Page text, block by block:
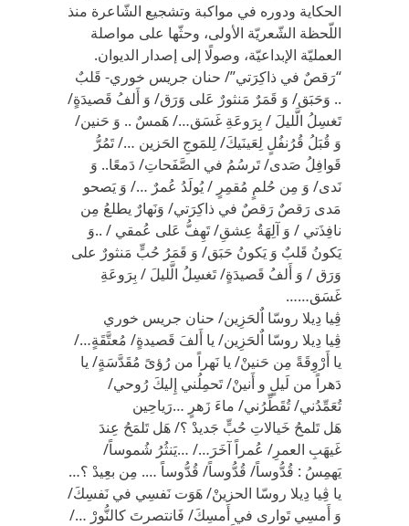
الحكاية ودوره في مواكبة وتشجيع الشّاعرة منذ
اللّحظة الشّعريّة الأولى، وحثّها على مواصلة
العمليّة الإبداعيّة، وصولًا إلى إصدار الديوان.
“رَقصٌ في ذاكِرَتي”/ حنان جريس خوري- قَلبٌ
.. وَحَبَق/ وَ قَمَرٌ مَنثورٌ عَلى وَرَق/ وَ أَلفُ قَصيدَةٍ/
تَغسِلُ الَّليلَ / بِرَوعَةِ غَسَق…/ هَمسٌ .. وَ حَنين/
وَ قُبَلُ قُرُنفُلٍ لِعَينَيكَ/ لِلمَوجِ الحَزين …/ تَمُرُّ
قَوافِلُ صَدى/ تَرسُمُ في الصَّفَحاتِ/ دَمعًا.. وَ
نَدى/ وَ مِن حُلمٍ مُقمِرٍ / يُولَدُ عُمرٌ …/ وَ يَصحو
مَدى رَقصٌ رَقصٌ في ذاكِرَتي/ وَنَهارٌ يطلعُ مِن
نافِذَتي / وَ آلِهَةُ عِشقِ/ تَهِفُّ عَلى عُمقي / ..وَ
يَكونُ قَلبٌ وَ يَكونُ حَبَق/ وَ قَمَرُ حُبٍّ مَنثورٌ على
وَرَق / وَ أَلفُ قَصيدَةٍ/ تَغسِلُ الَّليلَ / بِرَوعَةِ
غَسَق……
ڤِيا دِيلا روسّا اٌلحَزِين/ حنان جريس خوري
ڤِيا دِيلا روسّا اٌلحَزِين/ يا أَلفَ قَصيدةٍ/ مُعتَّقَةٍ…/
يا أَرْوِقَةً مِن حَنينْ/ يا نَهراً من رُؤىً مُقَدَّسَةٍ/ يا
دَهراً من لَيلٍ و أَنينْ/ تَحمِلُني إِليكَ رُوحي/
تُعَمِّدُني/ تُقَطِّرُني/ ماءَ زَهرٍ …رَياحِين
هَل تَلمحُ خَيالاتِ حُبٍّ جَديدْ ؟/ هَل تَلمَحُ عِندَ
غَيهَبِ العمرِ/ عُمراً آخَرَ…/ …يَنثُرُ شُموساً/
يَهمِسُ : قُدُّوساً/ قُدُّوساً/ قُدُّوساً …. مِن بعِيدْ ؟…
يا ڤِيا دِيلا روسّا الحزينْ/ هَوَت نَفسِي في نَفسِكَ/
وَ أَمسِي تَوارى في أَمسِكَ/ فَانتصرتَ كالنُّورْ …/